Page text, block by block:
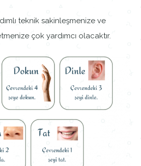
teknik sakinleşmenize ve
çok yardımcı olacaktır.